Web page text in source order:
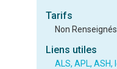
Tarifs
Non Renseignés
Liens utiles
ALS, APL,